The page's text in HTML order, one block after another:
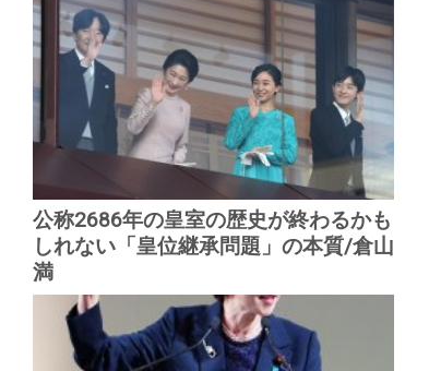
公称2686年の皇室の歴史が終わるかも
しれない「皇位継承問題」の本質/倉山
満